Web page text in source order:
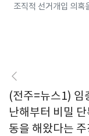
조직적 선거개입 의혹
(전주=뉴스1) 임
난해부터 비밀
동을 해왔다는